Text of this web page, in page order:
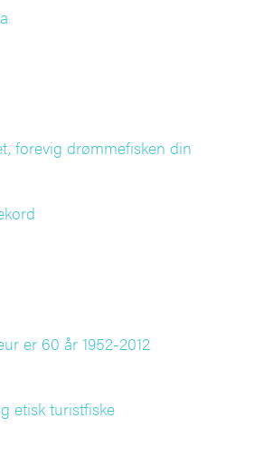
forevig drømmefisken din
er 60 år 1952-2012
etisk turistfiske